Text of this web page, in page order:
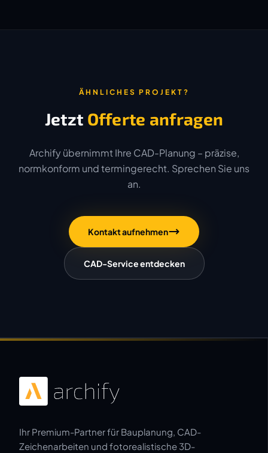
ÄHNLICHES PROJEKT?
Jetzt Offerte anfragen
Archify übernimmt Ihre CAD-Planung – präzise,
normkonform und termingerecht. Sprechen Sie uns
an.
Kontakt aufnehmen
CAD-Service entdecken
Ihr Premium-Partner für Bauplanung, CAD-
Zeichenarbeiten und fotorealistische 3D-